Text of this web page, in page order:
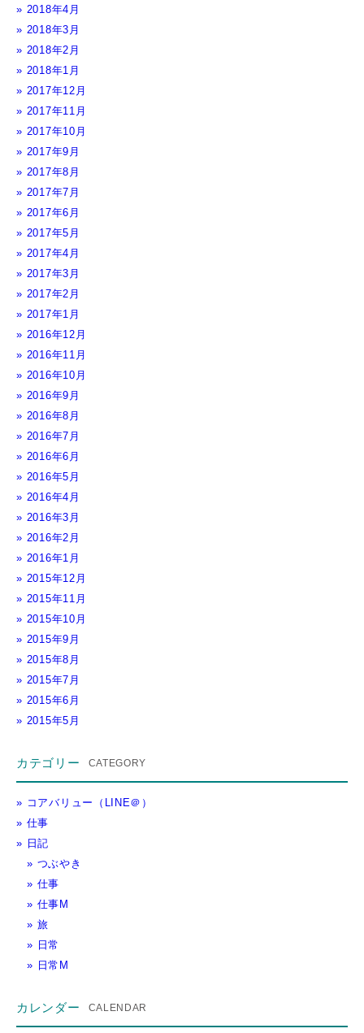
2018年4月
2018年3月
2018年2月
2018年1月
2017年12月
2017年11月
2017年10月
2017年9月
2017年8月
2017年7月
2017年6月
2017年5月
2017年4月
2017年3月
2017年2月
2017年1月
2016年12月
2016年11月
2016年10月
2016年9月
2016年8月
2016年7月
2016年6月
2016年5月
2016年4月
2016年3月
2016年2月
2016年1月
2015年12月
2015年11月
2015年10月
2015年9月
2015年8月
2015年7月
2015年6月
2015年5月
カテゴリー
コアバリュー（LINE＠）
仕事
日記
つぶやき
仕事
仕事M
旅
日常
日常M
カレンダー